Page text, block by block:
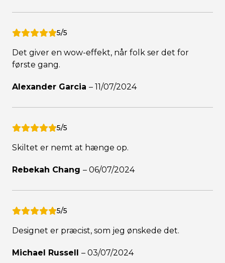
5/5
Det giver en wow-effekt, når folk ser det for
første gang.
Alexander Garcia – 11/07/2024
5/5
Skiltet er nemt at hænge op.
Rebekah Chang – 06/07/2024
5/5
Designet er præcist, som jeg ønskede det.
Michael Russell – 03/07/2024